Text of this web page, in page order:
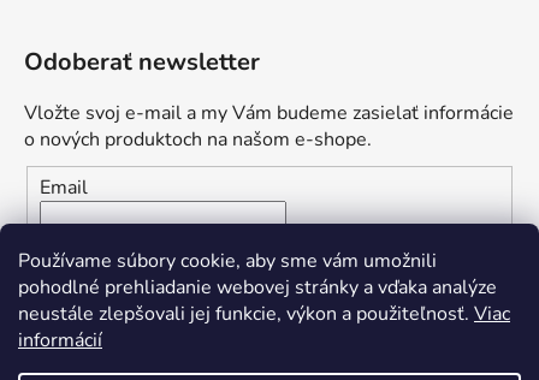
Používame súbory cookie, aby sme vám umožnili
pohodlné prehliadanie webovej stránky a vďaka analýze
neustále zlepšovali jej funkcie, výkon a použiteľnosť. Viac
informácií
Odoberať newsletter
Vložte svoj e-mail a my Vám budeme zasielať informácie
o nových produktoch na našom e-shope.
Email
Vložením e-mailu súhlasíte s
podmienkami ochrany
osobných údajov
PRIHLÁSIŤ SA